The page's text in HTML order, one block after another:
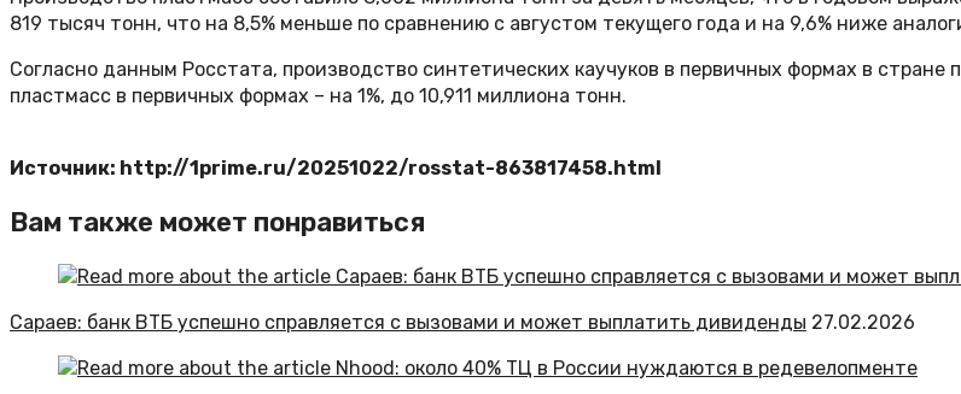
819 тысяч тонн, что на 8,5% меньше по сравнению с августом текущего года и на 9,6% ниже
Согласно данным Росстата, производство синтетических каучуков в первичных формах в стране
пластмасс в первичных формах – на 1%, до 10,911 миллиона тонн.
Источник: http://1prime.ru/20251022/rosstat-863817458.html
Вам также может понравиться
Сараев: банк ВТБ успешно справляется с вызовами и может выплатить дивиденды 27.02.2026